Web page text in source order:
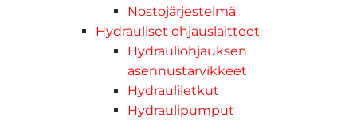
Nostojärjestelmä
Hydrauliset ohjauslaitteet
Hydrauliohjauksen
asennustarvikkeet
Hydrauliletkut
Hydraulipumput